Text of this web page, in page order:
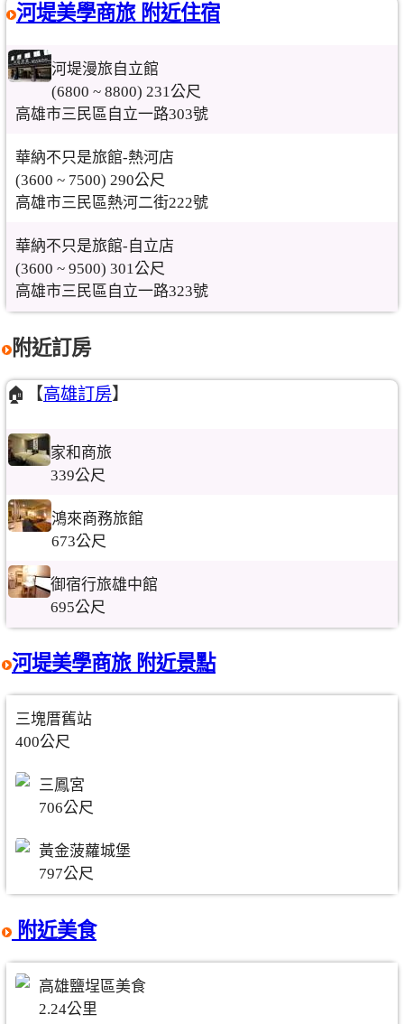
河堤美學商旅 附近住宿
河堤漫旅自立館
(6800 ~ 8800) 231公尺
高雄市三民區自立一路303號
華納不只是旅館-熱河店
(3600 ~ 7500) 290公尺
高雄市三民區熱河二街222號
華納不只是旅館-自立店
(3600 ~ 9500) 301公尺
高雄市三民區自立一路323號
附近訂房
🏠【高雄訂房】
家和商旅
339公尺
鴻來商務旅館
673公尺
御宿行旅雄中館
695公尺
河堤美學商旅 附近景點
三塊厝舊站
400公尺
三鳳宮
706公尺
黃金菠蘿城堡
797公尺
附近美食
高雄鹽埕區美食
2.24公里